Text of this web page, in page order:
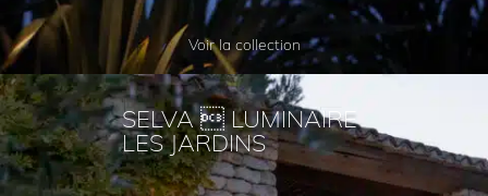
Voir la collection
SELVA  LUMINAIRE
LES JARDINS